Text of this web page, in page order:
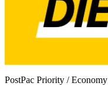
PostPac Priority / Economy